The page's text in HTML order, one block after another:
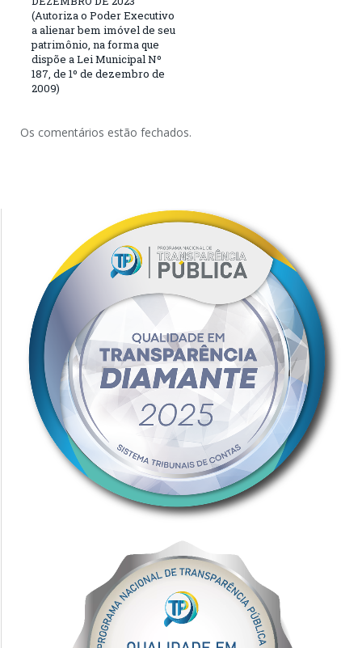
(Autoriza o Poder Executivo
a alienar bem imóvel de seu
patrimônio, na forma que
dispõe a Lei Municipal Nº
187, de 1º de dezembro de
2009)
Os comentários estão fechados.